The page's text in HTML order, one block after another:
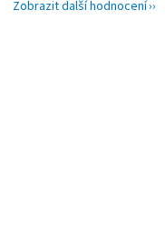
Zobrazit další hodnocení